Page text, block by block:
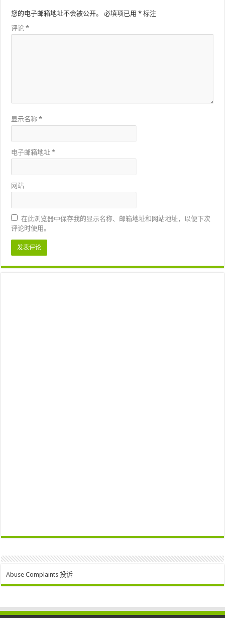
您的电子邮箱地址不会被公开。 必填项已用* 标注
评论*
显示名称*
电子邮箱地址*
网站
在此浏览器中保存我的显示名称、邮箱地址和网站地址，以便下次
评论时使用。
Abuse Complaints 投诉